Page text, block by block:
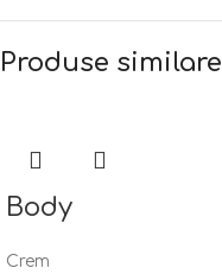
Produse similare
Body
Crem